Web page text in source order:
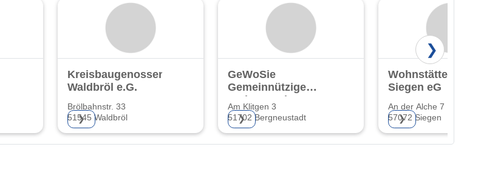
Kreisbaugenossenschaft
Waldbröl e.G.
Brölbahnstr. 33
51545 Waldbröl
❯
GeWoSie
Gemeinnützige
Wohnungsbau-
und
Siedlungsgen. eG
Am Klitgen 3
51702 Bergneustadt
❯
Siegen eG
An der Alche 7
57072 Siegen
❯
❯